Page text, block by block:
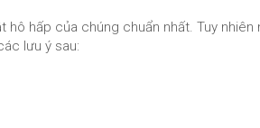
hấp của chúng chuẩn nhất. Tuy nhiên
lưu ý sau: